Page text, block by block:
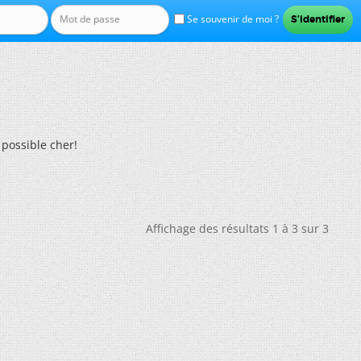
Se souvenir de moi ?
cher!
Affichage des résultats 1 à 3 sur 3